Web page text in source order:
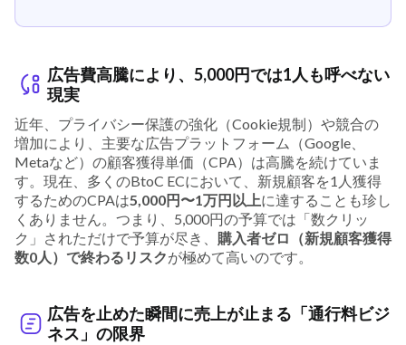
広告費高騰により、5,000円では1人も呼べない
現実
近年、プライバシー保護の強化（Cookie規制）や競合の
増加により、主要な広告プラットフォーム（Google、
Metaなど）の顧客獲得単価（CPA）は高騰を続けていま
す。現在、多くのBtoC ECにおいて、新規顧客を1人獲得
するためのCPAは5,000円〜1万円以上に達することも珍し
くありません。つまり、5,000円の予算では「数クリッ
ク」されただけで予算が尽き、 購入者ゼロ（新規顧客獲得
数0人）で終わるリスクが極めて高いのです。
広告を止めた瞬間に売上が止まる「通行料ビジ
ネス」の限界